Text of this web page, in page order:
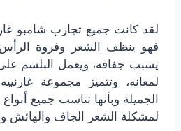
لقد كانت جميع تجارب شامبو
فهو ينظف الشعر وفروة
يسبب جفافه، ويعمل البلسم
لمعانه، وتتميز مجموعة
الجميلة وبأنها تناسب جميع
لمشكلة الشعر الجاف والهائش